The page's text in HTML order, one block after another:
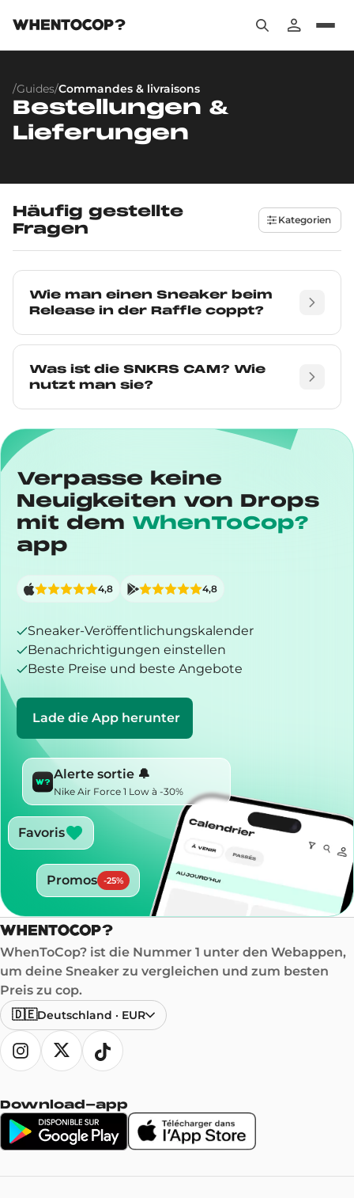
/Guides/Commandes & livraisons
Bestellungen &
Lieferungen
Häufig gestellte
Fragen
Kategorien
Wie man einen Sneaker beim
Release in der Raffle coppt?
Was ist die SNKRS CAM? Wie
nutzt man sie?
Verpasse keine
Neuigkeiten von Drops
mit dem WhenToCop?
app
Sneaker-Veröffentlichungskalender
Benachrichtigungen einstellen
Beste Preise und beste Angebote
Lade die App herunter
4,8 4,8
Alerte sortie 🔔
Nike Air Force 1 Low à -30%
Favoris
Promos -25%
WhenToCop? ist die Nummer 1 unter den Webappen,
um deine Sneaker zu vergleichen und zum besten
Preis zu cop.
🇩🇪Deutschland · EUR
Download-app